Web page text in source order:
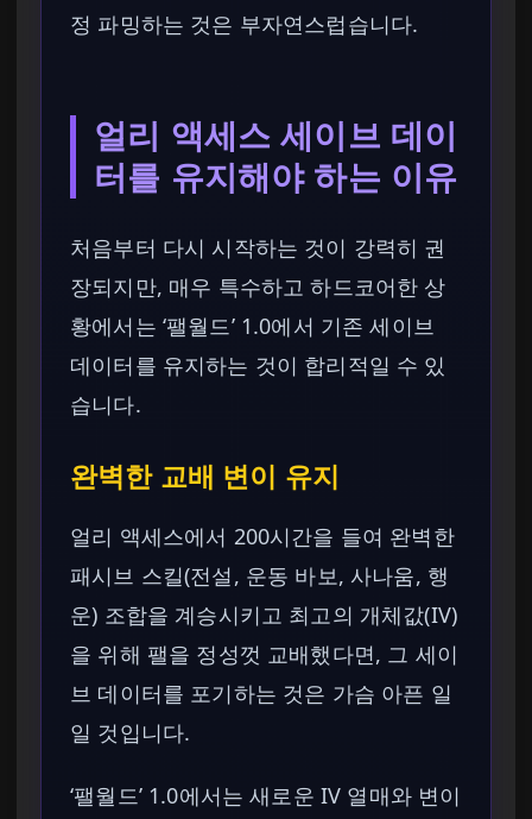
정 파밍하는 것은 부자연스럽습니다.
얼리 액세스 세이브 데이
터를 유지해야 하는 이유
처음부터 다시 시작하는 것이 강력히 권
장되지만, 매우 특수하고 하드코어한 상
황에서는 ‘팰월드’ 1.0에서 기존 세이브
데이터를 유지하는 것이 합리적일 수 있
습니다.
완벽한 교배 변이 유지
얼리 액세스에서 200시간을 들여 완벽한
패시브 스킬(전설, 운동 바보, 사나움, 행
운) 조합을 계승시키고 최고의 개체값(IV)
을 위해 팰을 정성껏 교배했다면, 그 세이
브 데이터를 포기하는 것은 가슴 아픈 일
일 것입니다.
‘팰월드’ 1.0에서는 새로운 IV 열매와 변이